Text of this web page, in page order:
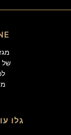
של
גלו